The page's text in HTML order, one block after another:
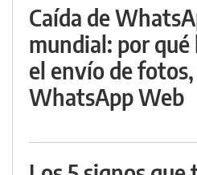
Caída de
mundial: por qué
el envío de
WhatsApp Web